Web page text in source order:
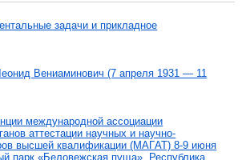
задачи и прикладное
Вениаминович (7 апреля 1931 — 11
международной ассоциации
аттестации научных и научно-
высшей квалификации (МАГAT) 8-9 июня
парк «Беловежская пуща», Республика